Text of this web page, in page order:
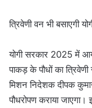
त्रिवेणी वन भी बसाएगी
योगी सरकार 2025 में
पाकड़ के पौधों का
मिशन निदेशक दीपक कुमार
पौधरोपण कराया